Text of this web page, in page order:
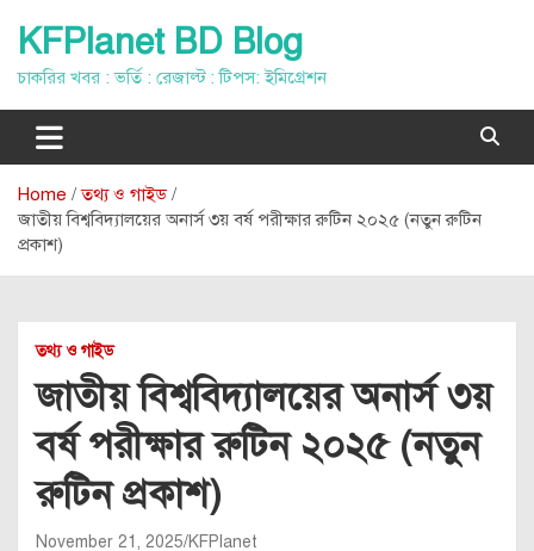
content
KFPlanet BD Blog
চাকরির খবর : ভর্তি : রেজাল্ট : টিপস: ইমিগ্রেশন
Home
তথ্য ও গাইড
জাতীয় বিশ্ববিদ্যালয়ের অনার্স ৩য় বর্ষ পরীক্ষার রুটিন ২০২৫ (নতুন রুটিন
প্রকাশ)
তথ্য ও গাইড
জাতীয় বিশ্ববিদ্যালয়ের অনার্স ৩য়
বর্ষ পরীক্ষার রুটিন ২০২৫ (নতুন
রুটিন প্রকাশ)
November 21, 2025 KFPlanet